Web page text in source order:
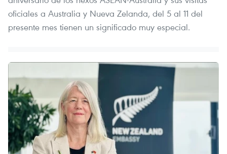
oficiales a Australia y Nueva Zelanda, del 5 al 11 del
presente mes tienen un significado muy especial.